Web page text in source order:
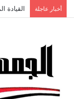
أخبار عاجلة القيادة